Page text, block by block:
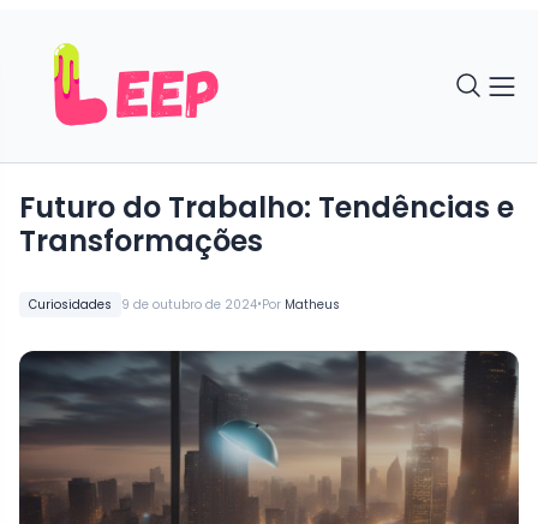
Curiosidades 9 de outubro de 2024•Por Matheus
Futuro do Trabalho: Tendências e
Transformações